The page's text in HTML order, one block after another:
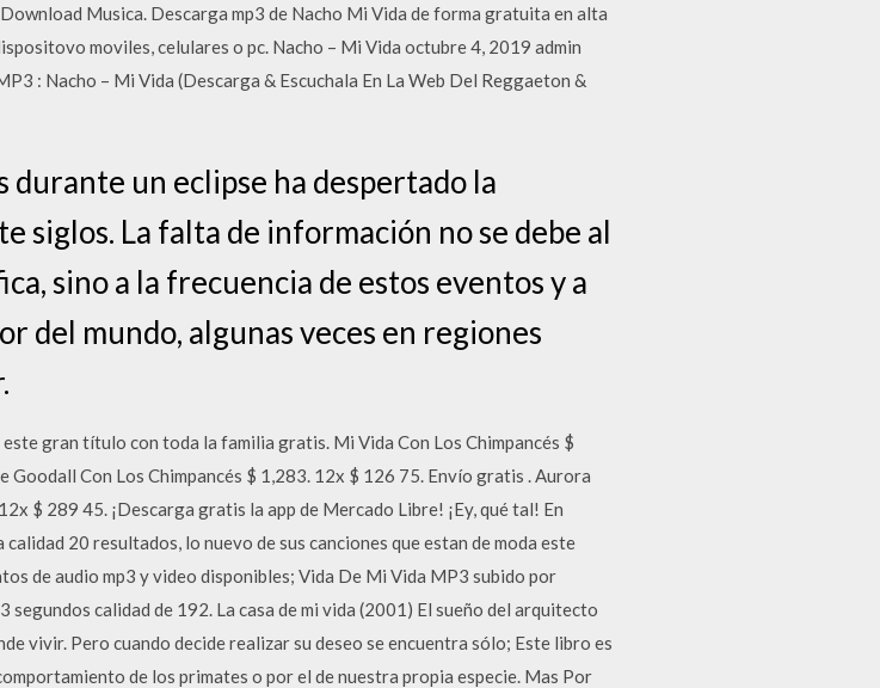
Musica. Descarga mp3 de Nacho Mi Vida de forma gratuita en alta
moviles, celulares o pc. Nacho – Mi Vida octubre 4, 2019 admin
: Nacho – Mi Vida (Descarga & Escuchala En La Web Del Reggaeton &
un eclipse ha despertado la
siglos. La falta de información no se debe al
sino a la frecuencia de estos eventos y a
del mundo, algunas veces en regiones
gran título con toda la familia gratis. Mi Vida Con Los Chimpancés $
Goodall Con Los Chimpancés $ 1,283. 12x $ 126 75. Envío gratis . Aurora
$ 289 45. ¡Descarga gratis la app de Mercado Libre! ¡Ey, qué tal! En
20 resultados, lo nuevo de sus canciones que estan de moda este
de audio mp3 y video disponibles; Vida De Mi Vida MP3 subido por
calidad de 192. La casa de mi vida (2001) El sueño del arquitecto
vivir. Pero cuando decide realizar su deseo se encuentra sólo; Este libro es
de los primates o por el de nuestra propia especie. Mas Por